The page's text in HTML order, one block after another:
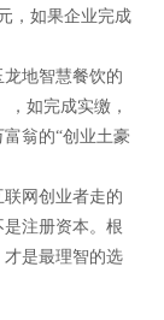
，如果企业完成
地智慧餐饮的
，如完成实缴，
翁的“创业土豪
网创业者走的
注册资本。根
是最理智的选